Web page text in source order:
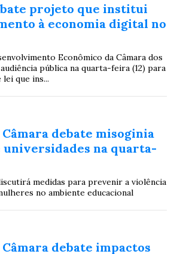
projeto que institui
à economia digital no
Econômico da Câmara dos
pública na quarta-feira (12) para
que ins...
Câmara debate misoginia
universidades na quarta-
medidas para prevenir a violência
no ambiente educacional
Câmara debate impactos